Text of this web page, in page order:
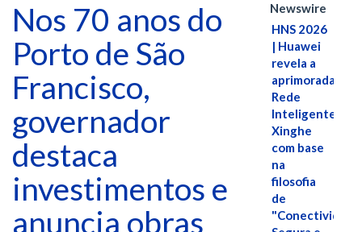
Nos 70 anos do
Porto de São
Francisco,
governador
destaca
investimentos e
anuncia obras
Newswire
HNS 2026
| Huawei
revela a
aprimorada
Rede
Inteligente
Xinghe
com base
na
filosofia
de
"Conectividade